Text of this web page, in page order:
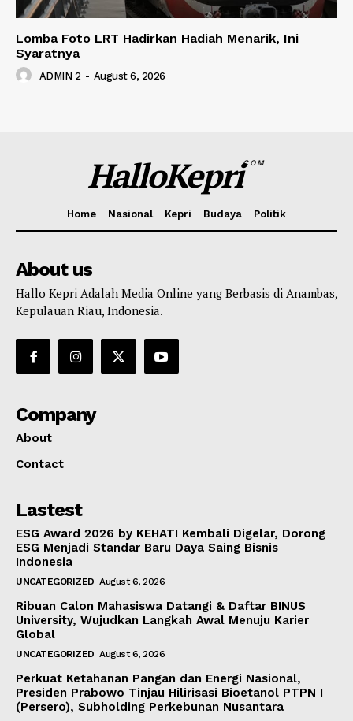
Lomba Foto LRT Hadirkan Hadiah Menarik, Ini
Syaratnya
ADMIN 2 - August 6, 2026
HalloKepriCOM
Home Nasional Kepri Budaya Politik
About us
Hallo Kepri Adalah Media Online yang Berbasis di Anambas,
Kepulauan Riau, Indonesia.
Company
About
Contact
Lastest
ESG Award 2026 by KEHATI Kembali Digelar, Dorong
ESG Menjadi Standar Baru Daya Saing Bisnis
Indonesia
UNCATEGORIZED August 6, 2026
Ribuan Calon Mahasiswa Datangi & Daftar BINUS
University, Wujudkan Langkah Awal Menuju Karier
Global
UNCATEGORIZED August 6, 2026
Perkuat Ketahanan Pangan dan Energi Nasional,
Presiden Prabowo Tinjau Hilirisasi Bioetanol PTPN I
(Persero), Subholding Perkebunan Nusantara